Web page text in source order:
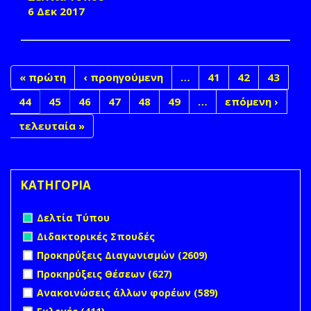
6 Δεκ 2017
« πρώτη ‹ προηγούμενη … 41 42
43
44
45 46 47 48 49 …
επόμενη ›
τελευταία »
ΚΑΤΗΓΟΡΙΑ
Remove Δελτία Τύπου filter
Δελτία Τύπου
Remove Διδακτορικές Σπουδές filter
Διδακτορικές Σπουδές
Apply Προκηρύξεις Διαγωνισμών filter
Προκηρύξεις Διαγωνισμών (2609)
filter
Apply Προκηρύξεις Θέσεων filter
Προκηρύξεις Θέσεων (627)
Apply Ανακοινώσεις άλλων φορέων filter
Ανακοινώσεις άλλων φορέων (589)
Apply Εκλογές filter